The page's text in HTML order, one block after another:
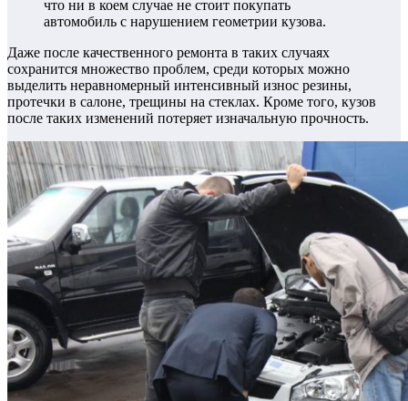
что ни в коем случае не стоит покупать
автомобиль с нарушением геометрии кузова.
Даже после качественного ремонта в таких случаях
сохранится множество проблем, среди которых можно
выделить неравномерный интенсивный износ резины,
протечки в салоне, трещины на стеклах. Кроме того, кузов
после таких изменений потеряет изначальную прочность.